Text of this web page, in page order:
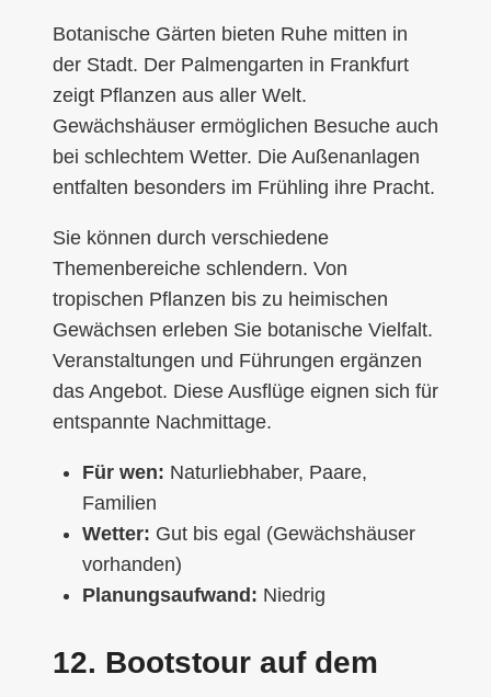
Botanische Gärten bieten Ruhe mitten in
der Stadt. Der Palmengarten in Frankfurt
zeigt Pflanzen aus aller Welt.
Gewächshäuser ermöglichen Besuche auch
bei schlechtem Wetter. Die Außenanlagen
entfalten besonders im Frühling ihre Pracht.
Sie können durch verschiedene
Themenbereiche schlendern. Von
tropischen Pflanzen bis zu heimischen
Gewächsen erleben Sie botanische Vielfalt.
Veranstaltungen und Führungen ergänzen
das Angebot. Diese Ausflüge eignen sich für
entspannte Nachmittage.
Für wen: Naturliebhaber, Paare,
Familien
Wetter: Gut bis egal (Gewächshäuser
vorhanden)
Planungsaufwand: Niedrig
12. Bootstour auf dem